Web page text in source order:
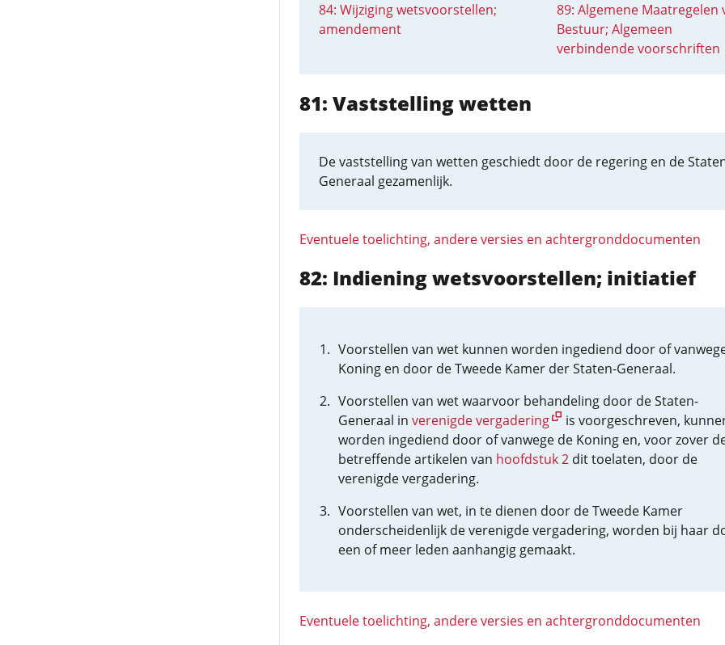
84: Wijziging wetsvoorstellen;
amendement
89: Algemene Maatregelen
Bestuur; Algemeen
verbindende voorschriften
81: Vaststelling wetten
De vaststelling van wetten geschiedt door de regering en de
Generaal gezamenlijk.
Eventuele toelichting, andere versies en achtergronddocumenten
82: Indiening wetsvoorstellen; initiatief
Voorstellen van wet kunnen worden ingediend door of
Koning en door de Tweede Kamer der Staten-Generaal.
Voorstellen van wet waarvoor behandeling door de Staten-
Generaal in verenigde vergadering
is voorgeschreven,
worden ingediend door of vanwege de Koning en, voor zover
betreffende artikelen van hoofdstuk 2dit toelaten, door de
verenigde vergadering.
Voorstellen van wet, in te dienen door de Tweede Kamer
onderscheidenlijk de verenigde vergadering, worden bij haar
een of meer leden aanhangig gemaakt.
Eventuele toelichting, andere versies en achtergronddocumenten